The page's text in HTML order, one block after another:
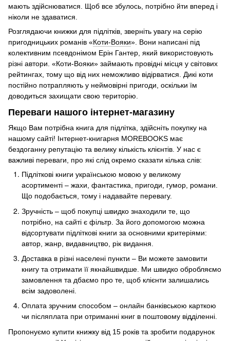
мають здійснюватися. Щоб все збулось, потрібно йти вперед і
ніколи не здаватися.
Розглядаючи книжки для підлітків, зверніть увагу на серію
пригодницьких романів «Коти-Вояки». Вони написані під
колективним псевдонімом Ерін Гантер, який використовують
різні автори. «Коти-Вояки» займають провідні місця у світових
рейтингах, тому що від них неможливо відірватися. Дикі коти
постійно потрапляють у неймовірні пригоди, оскільки їм
доводиться захищати свою територію.
Переваги нашого інтернет-магазину
Якщо Вам потрібна книга для підлітка, здійсніть покупку на
нашому сайті! Інтернет-книгарня MOREBOOKS має
бездоганну репутацію та велику кількість клієнтів. У нас є
важливі переваги, про які слід окремо сказати кілька слів:
Підліткові книги українською мовою у великому
асортименті – жахи, фантастика, пригоди, гумор, романи.
Що подобається, тому і надавайте перевагу.
Зручність – щоб покупці швидко знаходили те, що
потрібно, на сайті є фільтр. За його допомогою можна
відсортувати підліткові книги за основними критеріями:
автор, жанр, видавництво, рік видання.
Доставка в різні населені пункти – Ви можете замовити
книгу та отримати її якнайшвидше. Ми швидко обробляємо
замовлення та дбаємо про те, щоб клієнти залишались
всім задоволені.
Оплата зручним способом – онлайн банківською карткою
чи післяплата при отриманні книг в поштовому відділенні.
Пропонуємо купити книжку від 15 років та зробити подарунок